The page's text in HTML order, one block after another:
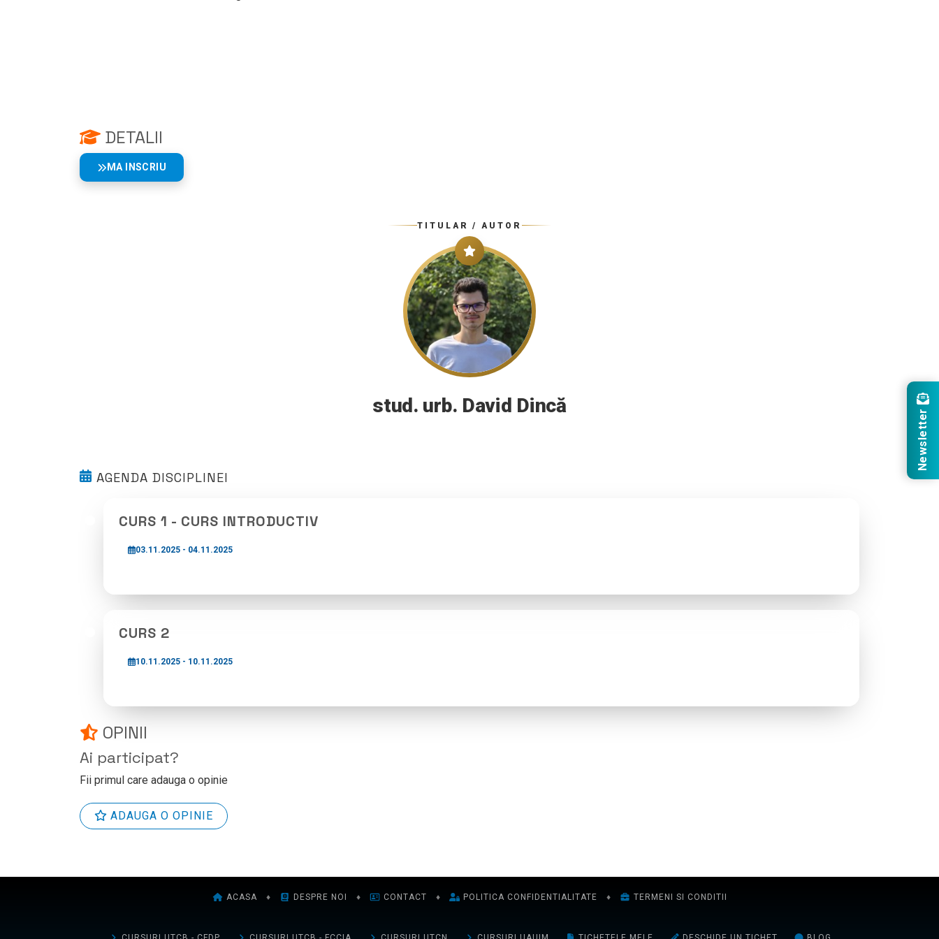
DETALII
MA INSCRIU
TITULAR / AUTOR
stud. urb. David Dincă
AGENDA DISCIPLINEI
CURS 1 - CURS INTRODUCTIV
03.11.2025 - 04.11.2025
CURS 2
10.11.2025 - 10.11.2025
OPINII
Ai participat?
Fii primul care adauga o opinie
ADAUGA O OPINIE
ACASA ♦ DESPRE NOI ♦ CONTACT ♦ POLITICA CONFIDENTIALITATE ♦ TERMENI SI CONDITII
Newsletter